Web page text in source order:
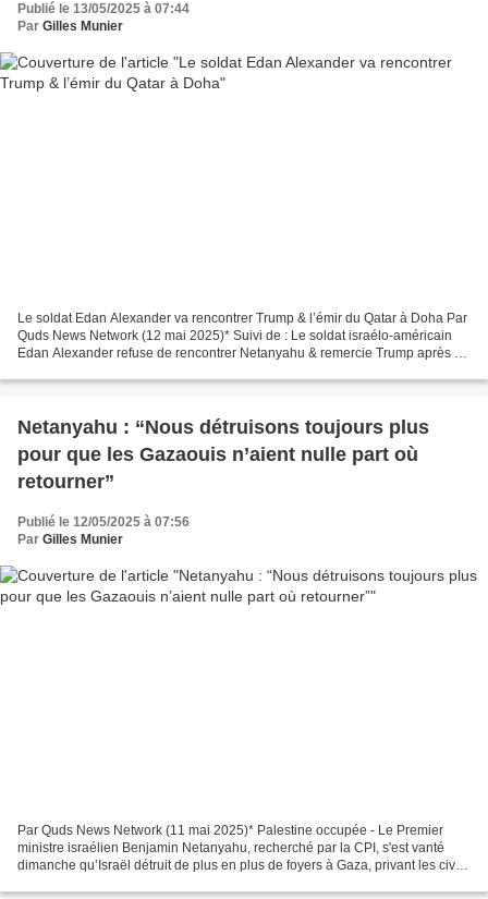
Publié le 13/05/2025 à 07:44
Par Gilles Munier
Le soldat Edan Alexander va rencontrer Trump & l’émir du Qatar à Doha Par
Quds News Network (12 mai 2025)* Suivi de : Le soldat israélo-américain
Edan Alexander refuse de rencontrer Netanyahu & remercie Trump après sa
Netanyahu : “Nous détruisons toujours plus
pour que les Gazaouis n’aient nulle part où
retourner”
Publié le 12/05/2025 à 07:56
Par Gilles Munier
Par Quds News Network (11 mai 2025)* Palestine occupée - Le Premier
ministre israélien Benjamin Netanyahu, recherché par la CPI, s'est vanté
dimanche qu’Israël détruit de plus en plus de foyers à Gaza, privant les civils